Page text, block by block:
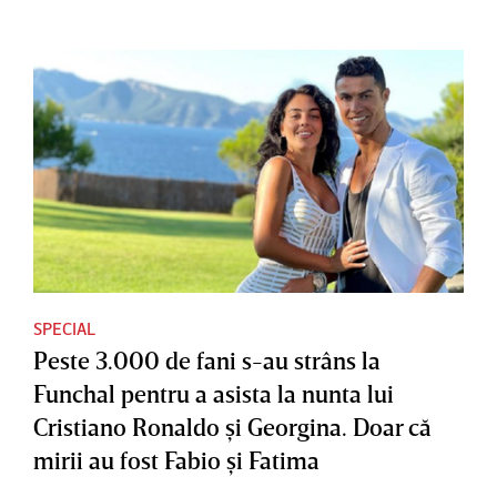
SPECIAL
Peste 3.000 de fani s-au strâns la
Funchal pentru a asista la nunta lui
Cristiano Ronaldo şi Georgina. Doar că
mirii au fost Fabio şi Fatima